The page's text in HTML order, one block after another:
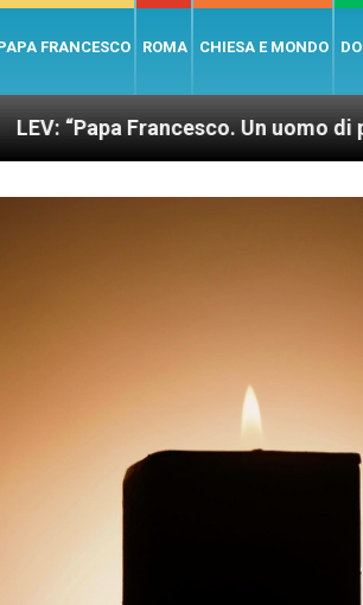
FRANCESCO ROMA CHIESA E MONDO
Un uomo di parola”,